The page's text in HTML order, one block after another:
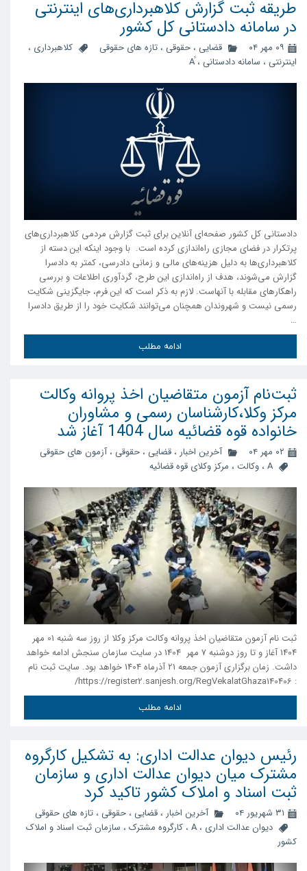
طریقه ثبت گزارش کلاهبرداری‌های اینترنتی
در سامانه دادستانی کل کشور
۰۹ مهر ۰۴ قضایی ، حقوقی ، تازه های حقوقی کلاهبرداری ،
اینترنتی ، سامانه دادستانی ،
دادستانی کل کشور صفحه‌ای آنلاین برای ثبت گزارش مردمی کلاهبرداری‌های
پرتکرار در فضای مجازی راه‌اندازی کرده است. با وجود اینکه این دسته از
کلاهبرداری‌ها به دلیل هزینه‌های مالی و زمانی دادرسی، کمتر به دادسرا
گزارش می‌شوند، هدف از راه‌اندازی این طرح، گردآوری اطلاعات و بررسی
راهکارهای مقابله با آنهاست. لازم به ذکر است که این فرم، جایگزینی شکایت
رسمی نیست و شهروندان همچنان می‌توانند شکایت خود را از طریق دادسرا
…
ادامه مطلب
ثبت‌نام آزمون متقاضیان اخذ پروانه وکالت
مرکز وکلا،کارشناسان رسمی و مشاوران
خانواده قوه قضائیه سال 1404 آغاز شد
۰۲ مهر ۰۴ آخرین اخبار ، قضایی ، حقوقی ،آزمون های حقوقی
A ، وکالت ، مرکز وکلای قوه قضائیه
ثبت نام آزمون متقاضیان اخذ پروانه وکالت مرکز وکلا از روز سه شنبه 01 مهر
1404 آغاز و تا روز دوشنبه 7 مهر 1404 در سایت سازمان سنجش ادامه خواهد
داشت. زمان برگزاری آزمون جمعه 21 آذرماه 1404 خواهد بود. سایت ثبت نام
: https://register2.sanjesh.org/RegVekalatGhaza140406/
ادامه مطلب
رئیس دیوان عدالت اداری: به تشکیل کارگروه
مشترک میان دیوان عدالت اداری و سازمان
ثبت اسناد و املاک کشور تاکید کرد
۳۱ شهریور ۰۴ آخرین اخبار ، قضایی ، حقوقی ، تازه های حقوقی
دیوان عدالت اداری ، A ، کارگروه مشترک ، سازمان ثبت اسناد و املاک
کشور